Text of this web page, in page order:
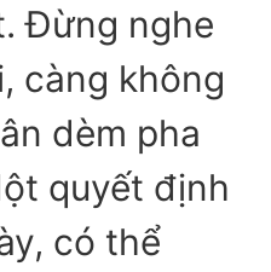
Đừng nghe
càng không
dèm pha
quyết định
có thể